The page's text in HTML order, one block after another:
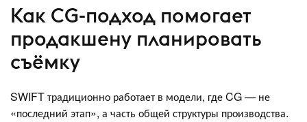
Как CG-подход помогает
продакшену планировать
съёмку
SWIFT традиционно работает в модели, где CG — не
«последний этап», а часть общей структуры производства.